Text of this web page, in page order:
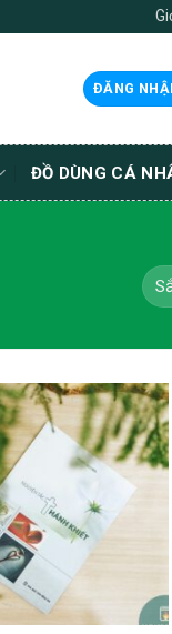
ĐĂNG
ĐỒ DÙNG CÁ
Thêm wishlist